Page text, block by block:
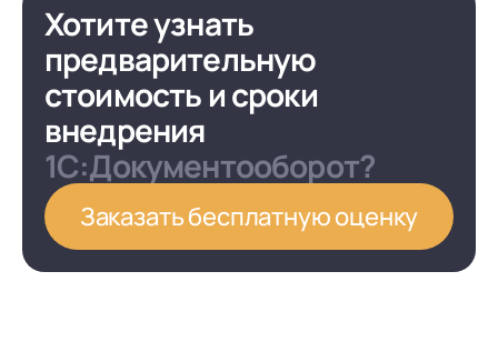
Хотите узнать
предварительную
стоимость и сроки
внедрения
1С:Документооборот?
Заказать бесплатную оценку